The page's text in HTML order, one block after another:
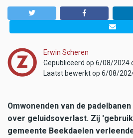
Erwin Scheren
Gepubliceerd op 6/08/2024
Laatst bewerkt op 6/08/
Omwonenden van de
over geluidsoverlast. Zij
gemeente Beekdaelen